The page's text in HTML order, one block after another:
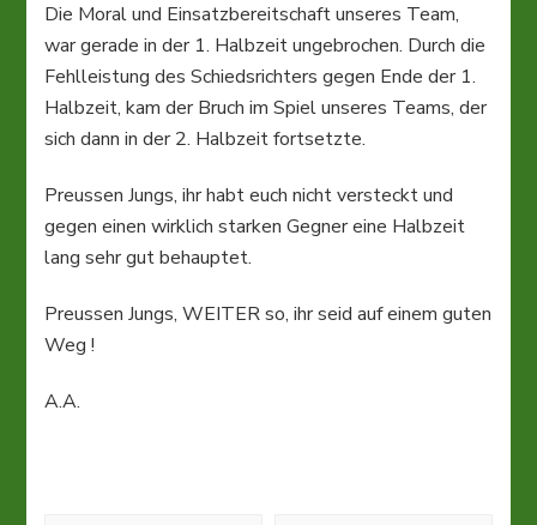
Die Moral und Einsatzbereitschaft unseres Team,
war gerade in der 1. Halbzeit ungebrochen. Durch die
Fehlleistung des Schiedsrichters gegen Ende der 1.
Halbzeit, kam der Bruch im Spiel unseres Teams, der
sich dann in der 2. Halbzeit fortsetzte.
Preussen Jungs, ihr habt euch nicht versteckt und
gegen einen wirklich starken Gegner eine Halbzeit
lang sehr gut behauptet.
Preussen Jungs, WEITER so, ihr seid auf einem guten
Weg !
A.A.